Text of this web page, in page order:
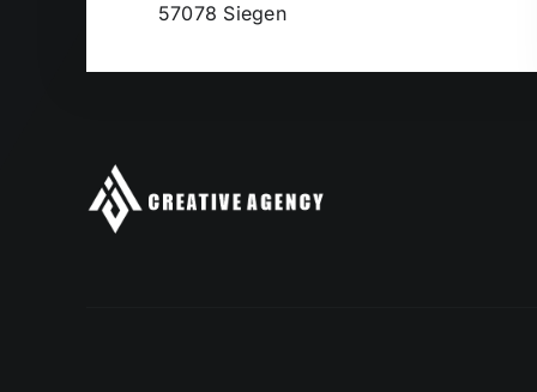
57078 Siegen